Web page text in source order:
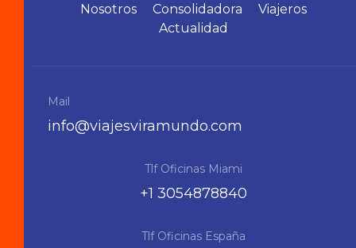
Nosotros Consolidadora
Viajeros
Actualidad
Mail
info@viajesviramundo.com
Tlf Oficinas Miami
+1 3054878840
Tlf Oficinas España